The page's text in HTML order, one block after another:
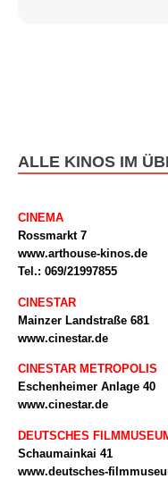
ALLE KINOS IM
CINEMA
Rossmarkt 7
www.arthouse-kinos.de
Tel.: 069/21997855
CINESTAR
Mainzer Landstraße 681
www.cinestar.de
CINESTAR METROPOLIS
Eschenheimer Anlage 40
www.cinestar.de
DEUTSCHES
Schaumainkai 41
www.deutsches-